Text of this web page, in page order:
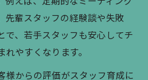
先輩スタッフの経験談や失敗
で、若手スタッフも安心してチ
やすくなります。
様からの評価がスタッフ育成に